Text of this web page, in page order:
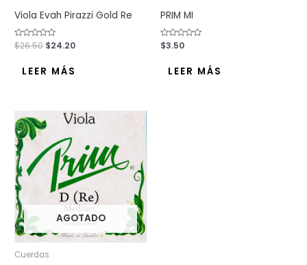
Viola Evah Pirazzi Gold Re
Valorado
con
$26.50 $24.20
LEER MÁS
PRIM MI
Valorado
con
$3.50
LEER MÁS
AGOTADO
Cuerdas